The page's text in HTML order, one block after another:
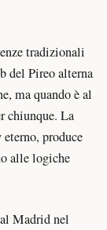
tradizionali
del Pireo alterna
ma quando è al
chiunque. La
produce
alle logiche
Madrid nel